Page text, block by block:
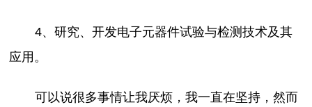
4、研究、开发电子元器件试验与检测技术及其
应用。
可以说很多事情让我厌烦，我一直在坚持，然而